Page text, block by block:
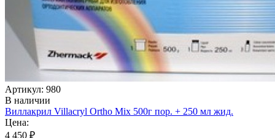
Артикул: 980
В наличии
Виллакрил Villacryl Ortho Mix 500г пор. + 250 мл жид.
Цена:
4 450 ₽